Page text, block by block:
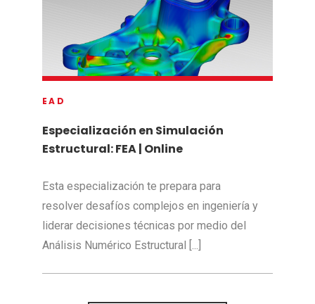
EAD
Especialización en Simulación
Estructural: FEA | Online
Esta especialización te prepara para
resolver desafíos complejos en ingeniería y
liderar decisiones técnicas por medio del
Análisis Numérico Estructural [...]